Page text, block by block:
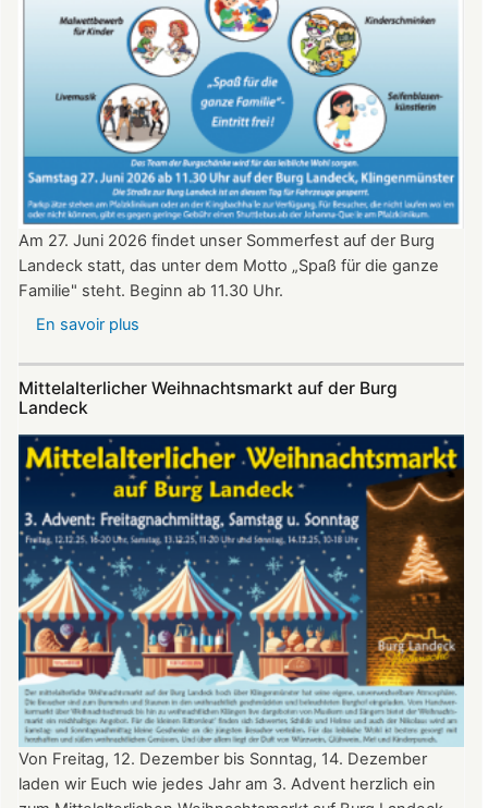
Juni
2026
ab
20:30
Uhr​​​​​​​​​​​​​​
Am 27. Juni 2026 findet unser Sommerfest auf der Burg
Landeck statt, das unter dem Motto „Spaß für die ganze
Familie" steht. Beginn ab 11.30 Uhr.
En savoir plus
Burg
Mittelalterlicher Weihnachtsmarkt auf der Burg
Landeck
Von Freitag, 12. Dezember bis Sonntag, 14. Dezember
laden wir Euch wie jedes Jahr am 3. Advent herzlich ein